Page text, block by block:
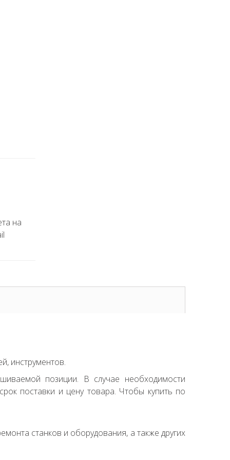
на
инструментов.
позиции. В случае необходимости
поставки и цену товара. Чтобы купить по
станков и оборудования, а также других